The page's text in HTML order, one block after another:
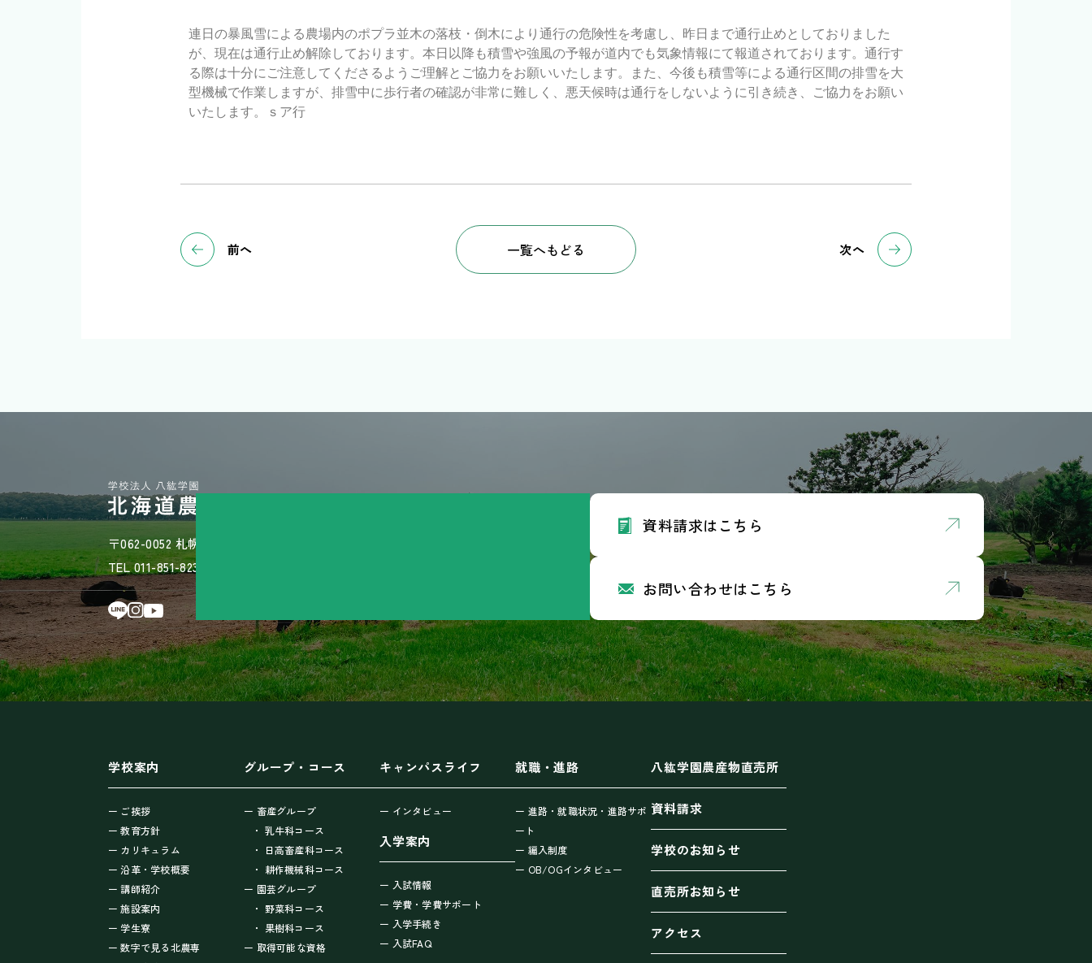
連日の暴風雪による農場内のポプラ並木の落枝・倒木により通行の危険性を考慮し、昨日まで通行止めとしておりました
が、現在は通行止め解除しております。本日以降も積雪や強風の予報が道内でも気象情報にて報道されております。通行す
る際は十分にご注意してくださるようご理解とご協力をお願いいたします。また、今後も積雪等による通行区間の排雪を大
型機械で作業しますが、排雪中に歩行者の確認が非常に難しく、悪天候時は通行をしないように引き続き、ご協力をお願い
いたします。ｓア行
前へ 一覧へもどる 次へ
〒062-0052 札幌市豊平区月寒東2条14丁目1-34
TEL 011-851-8236 / MAIL hakkou@hakkougakuen.ac.jp
資料請求はこちら
お問い合わせはこちら
学校案内
ー ご挨拶
ー 教育方針
ー カリキュラム
ー 沿革・学校概要
ー 講師紹介
ー 施設案内
ー 学生寮
ー 数字で見る北農専
グループ・コース
ー 畜産グループ
・ 乳牛科コース
・ 日高畜産科コース
・ 耕作機械科コース
ー 園芸グループ
・ 野菜科コース
・ 果樹科コース
ー 取得可能な資格
キャンパスライフ
ー インタビュー
入学案内
ー 入試情報
ー 学費・学費サポート
ー 入学手続き
ー 入試FAQ
就職・進路
ー 進路・就職状況・進路サポ
ート
ー 編入制度
ー OB/OGインタビュー
八紘学園農産物直売所
資料請求
学校のお知らせ
直売所お知らせ
アクセス